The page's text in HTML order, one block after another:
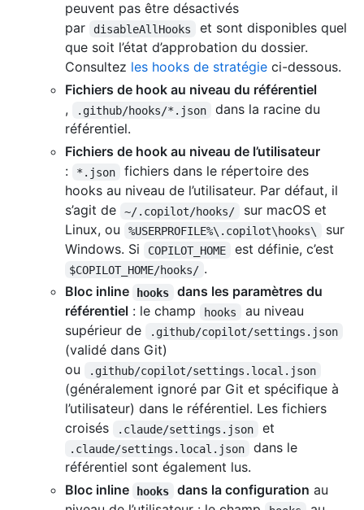
peuvent pas être désactivés
par
disableAllHooks
et sont disponibles quel
que soit l’état d’approbation du dossier.
Consultez les hooks de stratégie ci-dessous.
Fichiers de hook au niveau du référentiel
,
.github/hooks/*.json
dans la racine du
référentiel.
Fichiers de hook au niveau de l’utilisateur
:
*.json
fichiers dans le répertoire des
hooks au niveau de l’utilisateur. Par défaut, il
s’agit de
~/.copilot/hooks/
sur macOS et
Linux, ou
%USERPROFILE%\.copilot\hooks\
sur
Windows. Si
COPILOT_HOME est définie, c’est
$COPILOT_HOME/hooks/ .
Bloc inline
hooks
dans les paramètres du
référentiel : le champ hooks
au niveau
supérieur de
.github/copilot/settings.json
(validé dans Git)
ou
.github/copilot/settings.local.json
(généralement ignoré par Git et spécifique à
l’utilisateur) dans le référentiel. Les fichiers
croisés
.claude/settings.json et
.claude/settings.local.json
dans le
référentiel sont également lus.
Bloc inline
hooks dans la configuration au